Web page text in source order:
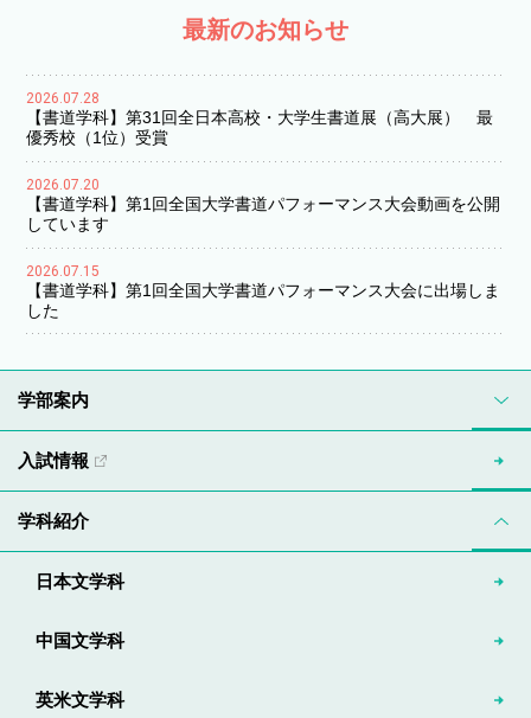
最新のお知らせ
2026.07.28
【書道学科】第31回全日本高校・大学生書道展（高大展） 最
優秀校（1位）受賞
2026.07.20
【書道学科】第1回全国大学書道パフォーマンス大会動画を公開
しています
2026.07.15
【書道学科】第1回全国大学書道パフォーマンス大会に出場しま
した
学部案内
入試情報
学科紹介
日本文学科
中国文学科
英米文学科